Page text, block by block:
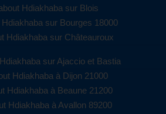
Hdiakhaba sur Blois
sur Bourges 18000
Hdiakhaba sur Châteauroux
sur Ajaccio et Bastia
Hdiakhaba à Dijon 21000
Hdiakhaba à Beaune 21200
Hdiakhaba à Avallon 89200